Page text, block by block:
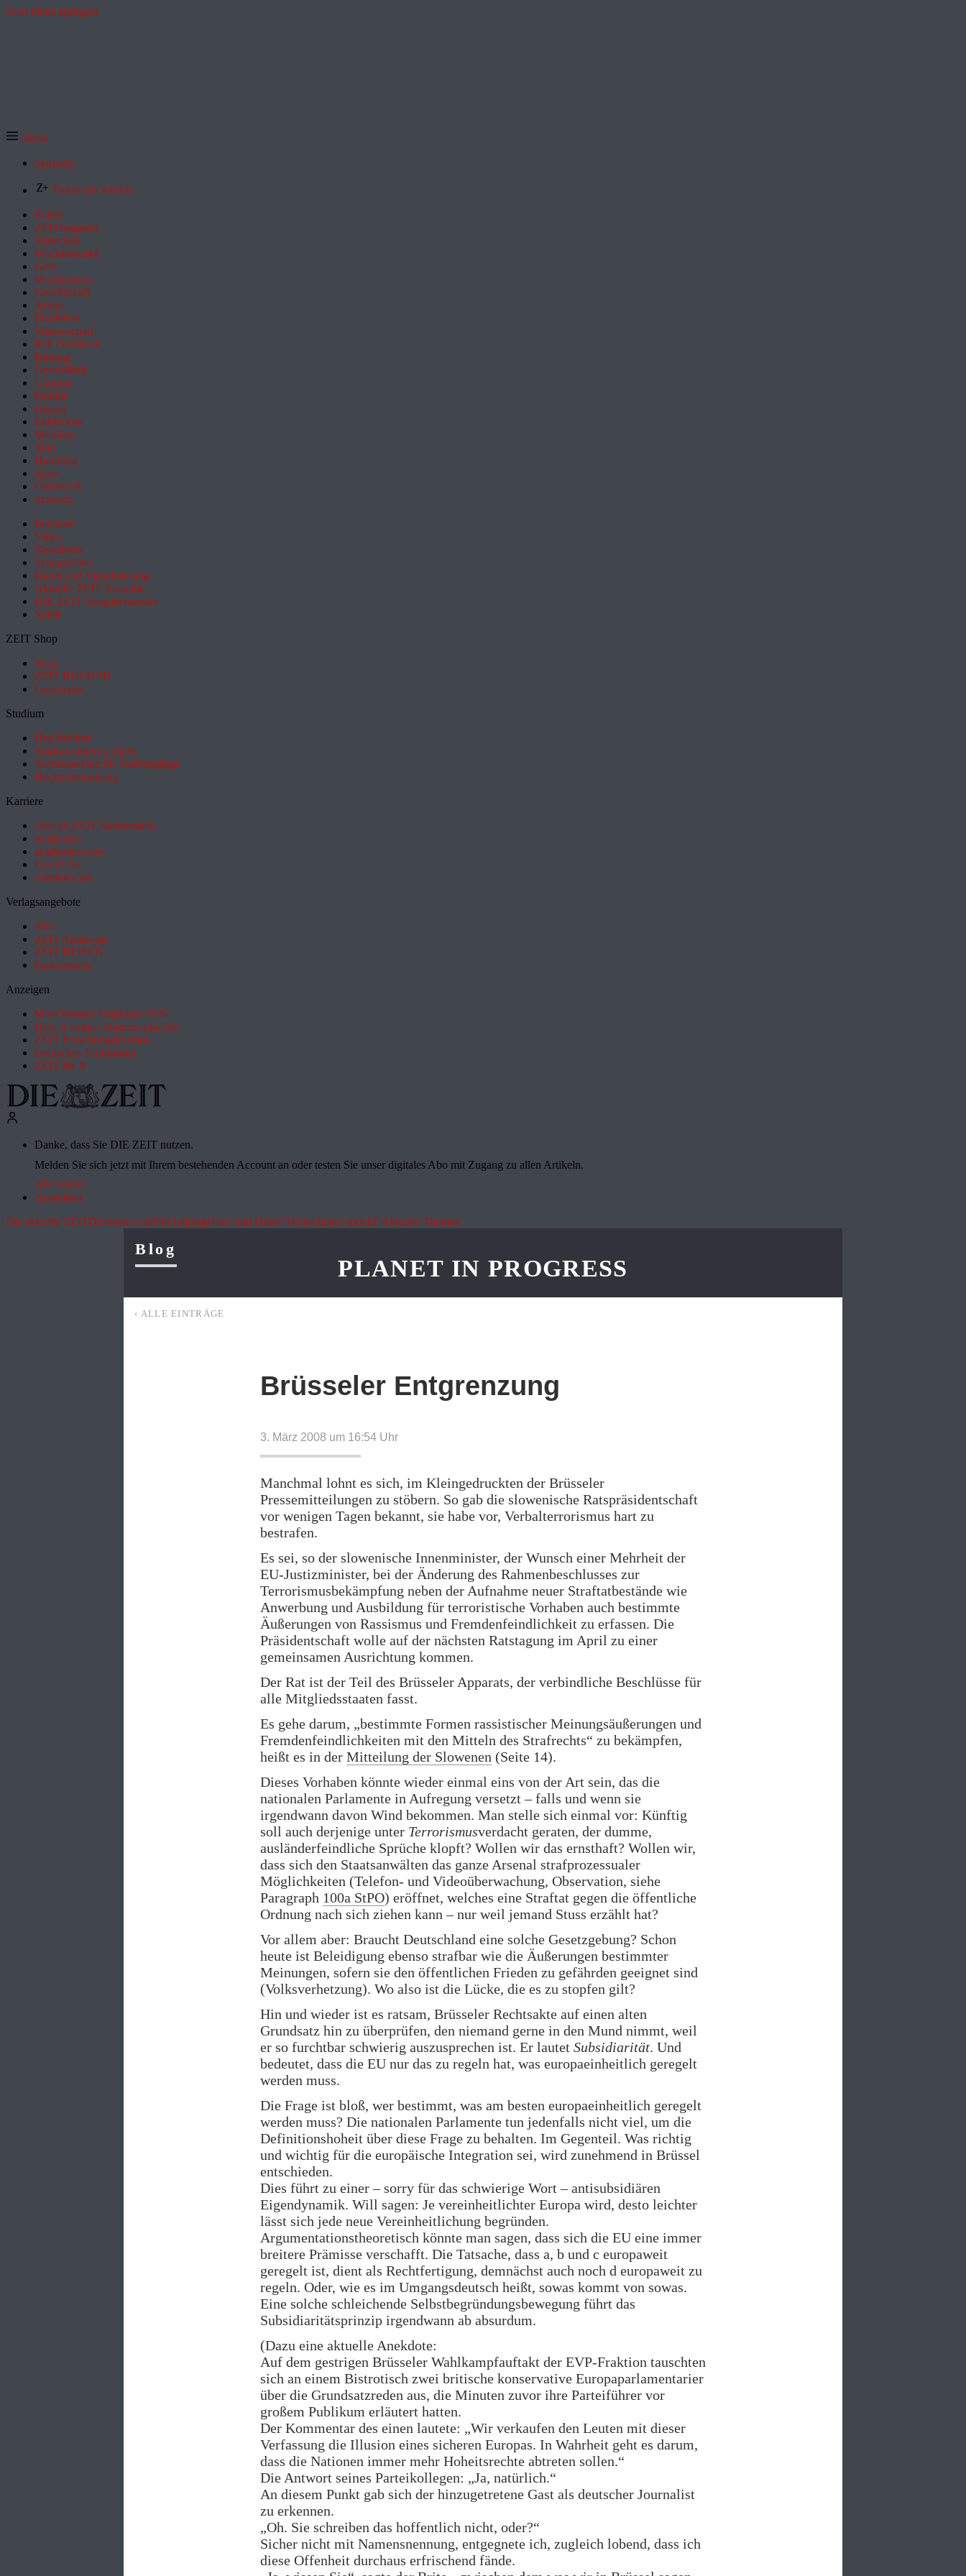
Zum Inhalt springen
Menü
Startseite
Exklusive Artikel
Politik
ZEITmagazin
Wirtschaft
Wochenmarkt
Geld
Wochenende
Gesellschaft
Arbeit
Feuilleton
Wissenschaft
Pol. Feuilleton
Bildung
Gesundheit
Campus
Familie
Digital
Entdecken
Mobilität
Sinn
Hamburg
Sport
Österreich
Schweiz
Podcasts
Video
Newsletter
Schlagzeilen
Daten und Visualisierung
Aktuelle ZEIT-Ausgabe
DIE ZEIT Ausgabenarchiv
Spiele
ZEIT Shop
Shop
ZEIT BÜCHER
Geschenke
Studium
HeyStudium
Studium-Interessentest
Suchmaschine für Studiengänge
Hochschulranking
Karriere
Jobs im ZEIT Stellenmarkt
academics
academics.com
GoodJobs
e-fellows.net
Verlagsangebote
Abo
ZEIT Akademie
ZEIT REISEN
Partnersuche
Anzeigen
Most Wanted Employer 2026
How it works: Studium und Job
ZEIT Forschungskosmos
Deutsches Schulportal
ZEIT für X
Danke, dass Sie DIE ZEIT nutzen.
Melden Sie sich jetzt mit Ihrem bestehenden Account an oder testen Sie unser digitales Abo mit Zugang zu allen Artikeln.
Abo testen
Anmelden
Die aktuelle ZEITDrohnenvorfall in LeipzigHitze und Dürre"Deutschland spricht"Aktuelle Themen
Blog
PLANET IN PROGRESS
‹ ALLE EINTRÄGE
Brüsseler Entgrenzung
3. März 2008 um 16:54 Uhr
Manchmal lohnt es sich, im Kleingedruckten der Brüsseler
Pressemitteilungen zu stöbern. So gab die slowenische Ratspräsidentschaft
vor wenigen Tagen bekannt, sie habe vor, Verbalterrorismus hart zu
bestrafen.
Es sei, so der slowenische Innenminister, der Wunsch einer Mehrheit der
EU-Justizminister, bei der Änderung des Rahmenbeschlusses zur
Terrorismusbekämpfung neben der Aufnahme neuer Straftatbestände wie
Anwerbung und Ausbildung für terroristische Vorhaben auch bestimmte
Äußerungen von Rassismus und Fremdenfeindlichkeit zu erfassen. Die
Präsidentschaft wolle auf der nächsten Ratstagung im April zu einer
gemeinsamen Ausrichtung kommen.
Der Rat ist der Teil des Brüsseler Apparats, der verbindliche Beschlüsse für
alle Mitgliedsstaaten fasst.
Es gehe darum, „bestimmte Formen rassistischer Meinungsäußerungen und
Fremdenfeindlichkeiten mit den Mitteln des Strafrechts“ zu bekämpfen,
heißt es in der Mitteilung der Slowenen (Seite 14).
Dieses Vorhaben könnte wieder einmal eins von der Art sein, das die
nationalen Parlamente in Aufregung versetzt – falls und wenn sie
irgendwann davon Wind bekommen. Man stelle sich einmal vor: Künftig
soll auch derjenige unter Terrorismusverdacht geraten, der dumme,
ausländerfeindliche Sprüche klopft? Wollen wir das ernsthaft? Wollen wir,
dass sich den Staatsanwälten das ganze Arsenal strafprozessualer
Möglichkeiten (Telefon- und Videoüberwachung, Observation, siehe
Paragraph 100a StPO) eröffnet, welches eine Straftat gegen die öffentliche
Ordnung nach sich ziehen kann – nur weil jemand Stuss erzählt hat?
Vor allem aber: Braucht Deutschland eine solche Gesetzgebung? Schon
heute ist Beleidigung ebenso strafbar wie die Äußerungen bestimmter
Meinungen, sofern sie den öffentlichen Frieden zu gefährden geeignet sind
(Volksverhetzung). Wo also ist die Lücke, die es zu stopfen gilt?
Hin und wieder ist es ratsam, Brüsseler Rechtsakte auf einen alten
Grundsatz hin zu überprüfen, den niemand gerne in den Mund nimmt, weil
er so furchtbar schwierig auszusprechen ist. Er lautet Subsidiarität. Und
bedeutet, dass die EU nur das zu regeln hat, was europaeinheitlich geregelt
werden muss.
Die Frage ist bloß, wer bestimmt, was am besten europaeinheitlich geregelt
werden muss? Die nationalen Parlamente tun jedenfalls nicht viel, um die
Definitionshoheit über diese Frage zu behalten. Im Gegenteil. Was richtig
und wichtig für die europäische Integration sei, wird zunehmend in Brüssel
entschieden.
Dies führt zu einer – sorry für das schwierige Wort – antisubsidiären
Eigendynamik. Will sagen: Je vereinheitlichter Europa wird, desto leichter
lässt sich jede neue Vereinheitlichung begründen.
Argumentationstheoretisch könnte man sagen, dass sich die EU eine immer
breitere Prämisse verschafft. Die Tatsache, dass a, b und c europaweit
geregelt ist, dient als Rechtfertigung, demnächst auch noch d europaweit zu
regeln. Oder, wie es im Umgangsdeutsch heißt, sowas kommt von sowas.
Eine solche schleichende Selbstbegründungsbewegung führt das
Subsidiaritätsprinzip irgendwann ab absurdum.
(Dazu eine aktuelle Anekdote:
Auf dem gestrigen Brüsseler Wahlkampfauftakt der EVP-Fraktion tauschten
sich an einem Bistrotisch zwei britische konservative Europaparlamentarier
über die Grundsatzreden aus, die Minuten zuvor ihre Parteiführer vor
großem Publikum erläutert hatten.
Der Kommentar des einen lautete: „Wir verkaufen den Leuten mit dieser
Verfassung die Illusion eines sicheren Europas. In Wahrheit geht es darum,
dass die Nationen immer mehr Hoheitsrechte abtreten sollen.“
Die Antwort seines Parteikollegen: „Ja, natürlich.“
An diesem Punkt gab sich der hinzugetretene Gast als deutscher Journalist
zu erkennen.
„Oh. Sie schreiben das hoffentlich nicht, oder?“
Sicher nicht mit Namensnennung, entgegnete ich, zugleich lobend, dass ich
diese Offenheit durchaus erfrischend fände.